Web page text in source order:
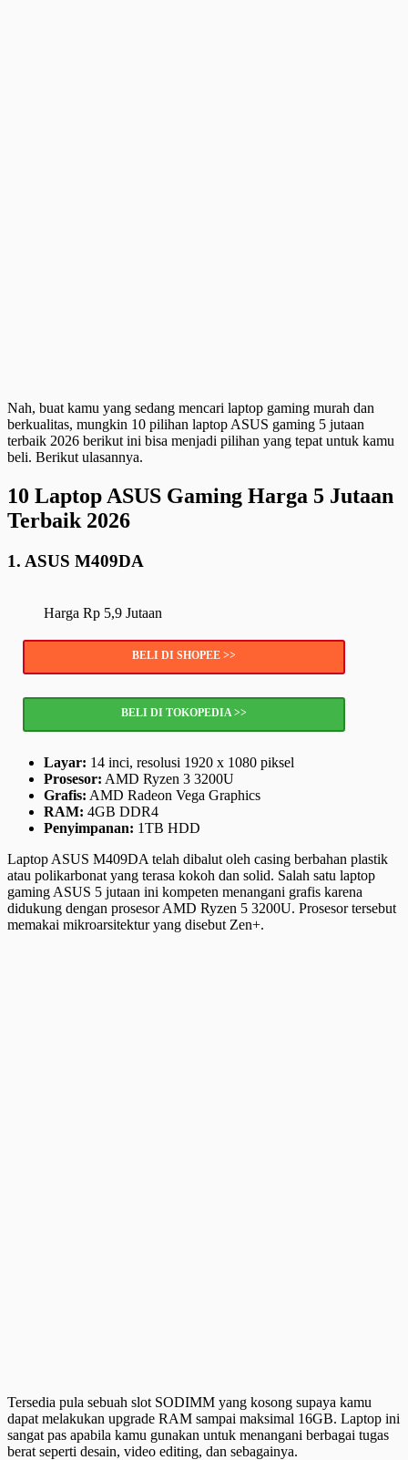
Nah, buat kamu yang sedang mencari laptop gaming murah dan
berkualitas, mungkin 10 pilihan laptop ASUS gaming 5 jutaan
terbaik 2026 berikut ini bisa menjadi pilihan yang tepat untuk kamu
beli. Berikut ulasannya.
10 Laptop ASUS Gaming Harga 5 Jutaan
Terbaik 2026
1. ASUS M409DA
Harga Rp 5,9 Jutaan
BELI DI SHOPEE >>
BELI DI TOKOPEDIA >>
Layar: 14 inci, resolusi 1920 x 1080 piksel
Prosesor: AMD Ryzen 3 3200U
Grafis: AMD Radeon Vega Graphics
RAM: 4GB DDR4
Penyimpanan: 1TB HDD
Laptop ASUS M409DA telah dibalut oleh casing berbahan plastik
atau polikarbonat yang terasa kokoh dan solid. Salah satu laptop
gaming ASUS 5 jutaan ini kompeten menangani grafis karena
didukung dengan prosesor AMD Ryzen 5 3200U. Prosesor tersebut
memakai mikroarsitektur yang disebut Zen+.
Tersedia pula sebuah slot SODIMM yang kosong supaya kamu
dapat melakukan upgrade RAM sampai maksimal 16GB. Laptop ini
sangat pas apabila kamu gunakan untuk menangani berbagai tugas
berat seperti desain, video editing, dan sebagainya.